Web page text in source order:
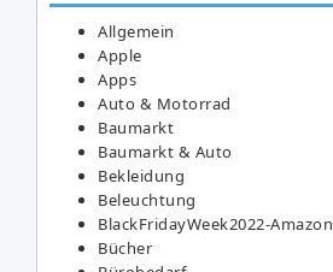
Allgemein
Apple
Apps
Auto & Motorrad
Baumarkt
Baumarkt & Auto
Bekleidung
Beleuchtung
BlackFridayWeek2022-Amazon
Bücher